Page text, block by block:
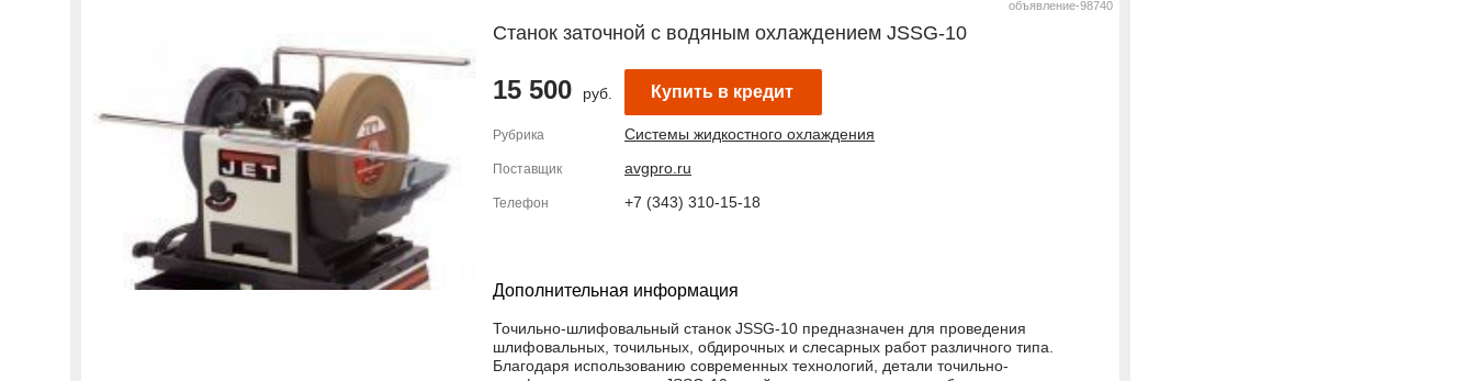
Станок заточной с водяным охлаждением JSSG-10
15 500 руб. Купить в кредит
Рубрика Системы жидкостного охлаждения
Поставщик avgpro.ru
Телефон +7 (343) 310-15-18
Дополнительная информация
Точильно-шлифовальный станок JSSG-10 предназначен для проведения
шлифовальных, точильных, обдирочных и слесарных работ различного типа.
Благодаря использованию современных технологий, детали точильно-
объявление-98740